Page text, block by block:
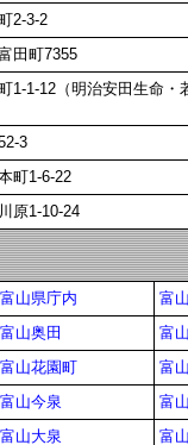
2-3-2
田町7355
1-1-12（明治安田生命・
3
町1-6-22
原1-10-24
富山県庁内
富
富山奥田
富
富山花園町
富
富山今泉
富
富山大泉
富